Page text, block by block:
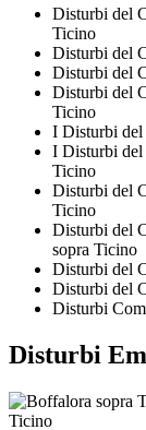
Disturbi del
Ticino
Disturbi del
Disturbi del
Disturbi del
Ticino
I Disturbi del
I Disturbi del
Ticino
Disturbi del
Ticino
Disturbi del
sopra Ticino
Disturbi del
Disturbi del
Disturbi
Disturbi